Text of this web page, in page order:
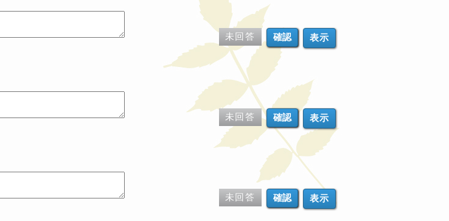
未回答 表示
未回答 表示
未回答 表示